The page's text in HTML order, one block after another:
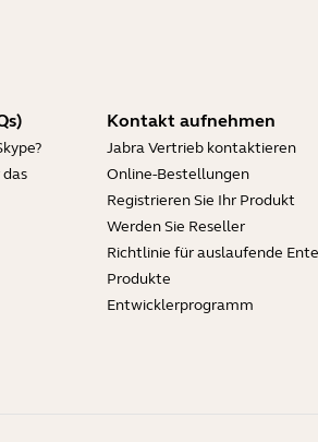
Kontakt aufnehmen
Jabra Vertrieb kontaktieren
Online-Bestellungen
Registrieren Sie Ihr Produkt
Werden Sie Reseller
Richtlinie für auslaufende
Produkte
Entwicklerprogramm